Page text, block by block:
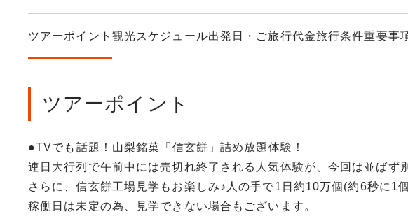
ツアーポイント 観光スケジュール出発日・ご旅行代金旅行条件重要事
ツアーポイント
●TVでも話題！山梨銘菓「信玄餅」詰め放題体験！
連日大行列で午前中には売切れ終了される人気体験が、今回は並ばず
さらに、信玄餅工場見学もお楽しみ♪人の手で1日約10万個(約6秒に
稼働日は未定の為、見学できない場合もございます。